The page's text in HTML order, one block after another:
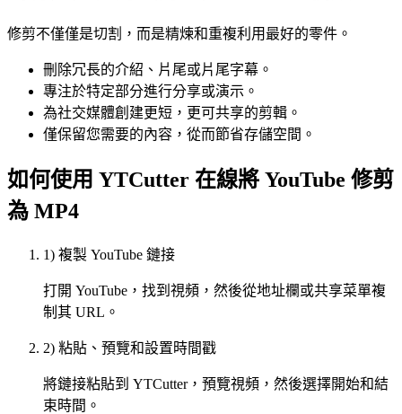
修剪不僅僅是切割，而是精煉和重複利用最好的零件。
刪除冗長的介紹、片尾或片尾字幕。
專注於特定部分進行分享或演示。
為社交媒體創建更短，更可共享的剪輯。
僅保留您需要的內容，從而節省存儲空間。
如何使用 YTCutter 在線將 YouTube 修剪
為 MP4
1) 複製 YouTube 鏈接
打開 YouTube，找到視頻，然後從地址欄或共享菜單複
制其 URL。
2) 粘貼、預覽和設置時間戳
將鏈接粘貼到 YTCutter，預覽視頻，然後選擇開始和結
束時間。